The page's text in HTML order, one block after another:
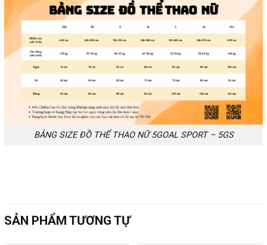
BẢNG SIZE ĐỒ THỂ THAO NỮ 5GOAL SPORT – 5GS
SẢN PHẨM TƯƠNG TỰ